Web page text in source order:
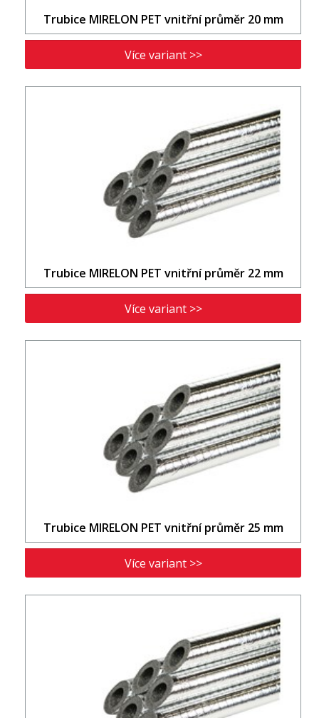
Trubice MIRELON PET vnitřní průměr 20 mm
Více variant >>
Trubice MIRELON PET vnitřní průměr 22 mm
Více variant >>
Trubice MIRELON PET vnitřní průměr 25 mm
Více variant >>